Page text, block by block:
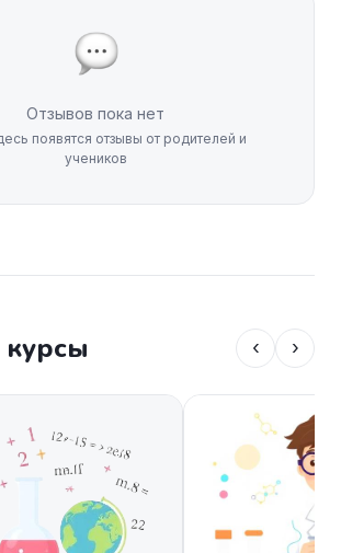
Отзывов пока нет
появятся отзывы от родителей и
учеников
‹ ›